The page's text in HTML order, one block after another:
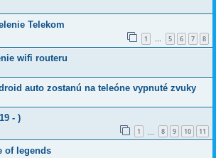
Telekom
1 … 5 6 7 8
wifi routeru
auto zostanú na teleóne vypnuté zvuky
- )
1 8 9 10 11
of legends